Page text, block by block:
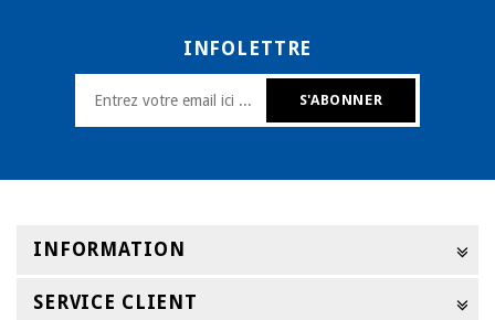
INFOLETTRE
INFORMATION
SERVICE CLIENT